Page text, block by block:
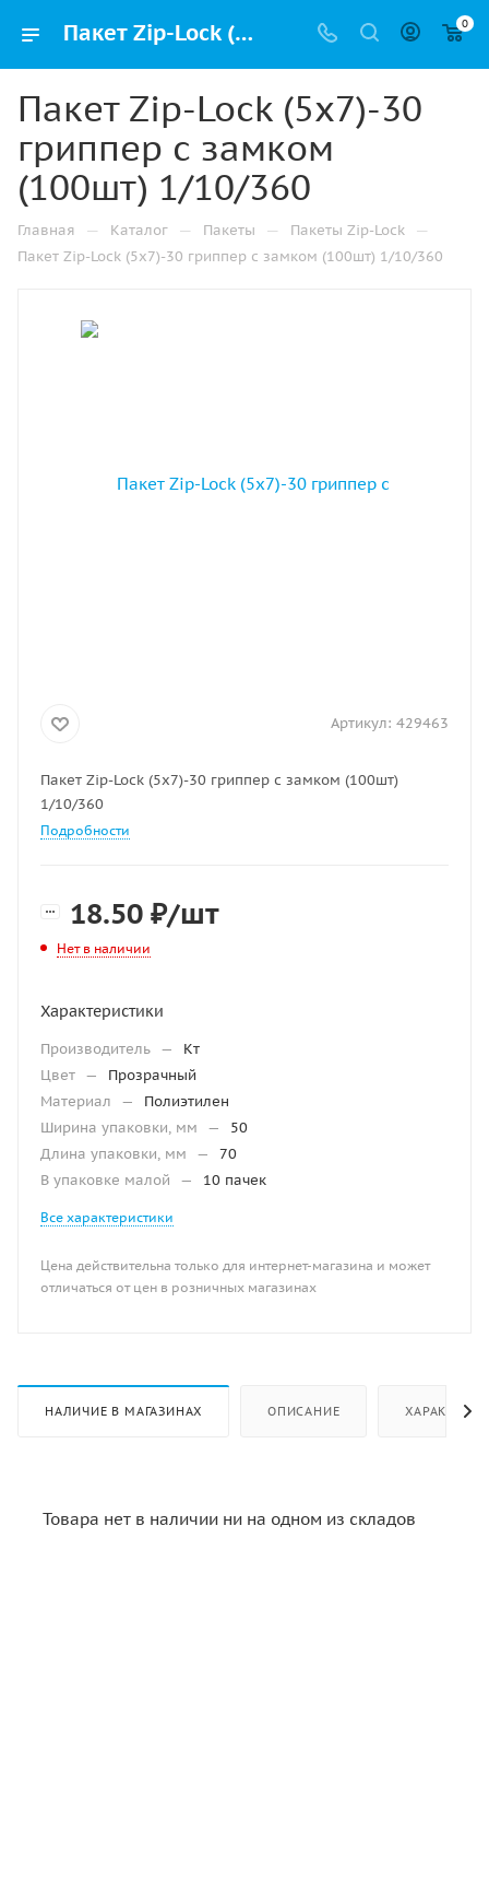
Пакет Zip-Lock (5х7)-30 гриппер с замком (100шт) 1/10/360 купить в Челябинске с доставкой оптом и в розницу 0
Пакет Zip-Lock (5х7)-30
гриппер с замком
(100шт) 1/10/360
Главная — Каталог — Пакеты — Пакеты Zip-Lock —
Пакет Zip-Lock (5х7)-30 гриппер с замком (100шт) 1/10/360
Артикул: 429463
Пакет Zip-Lock (5х7)-30 гриппер с замком (100шт)
1/10/360
Подробности
18.50 ₽/шт
Нет в наличии
Характеристики
Производитель —
Кт
Цвет —
Прозрачный
Материал
—
Полиэтилен
Ширина упаковки, мм
—
50
Длина упаковки, мм
—
70
В упаковке малой
— 10 пачек
Все характеристики
Цена действительна только для интернет-магазина и может
отличаться от цен в розничных магазинах
НАЛИЧИЕ В МАГАЗИНАХ ОПИСАНИЕ
Товара нет в наличии ни на одном из складов